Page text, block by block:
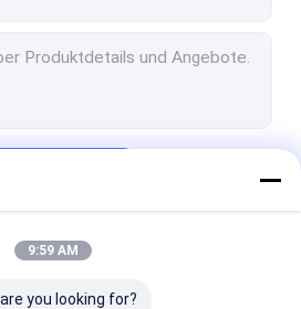
9:59 AM
you looking for?